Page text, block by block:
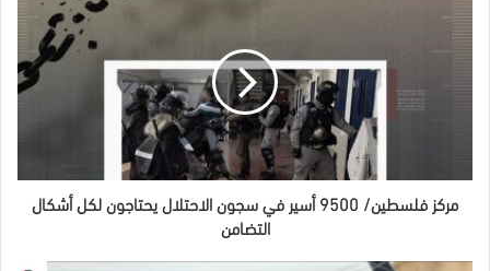
فلسطين/
9500
لكل
أشكال
مركز فلسطين/ 9500 أسير في سجون الاحتلال يحتاجون لكل أشكال
التضامن